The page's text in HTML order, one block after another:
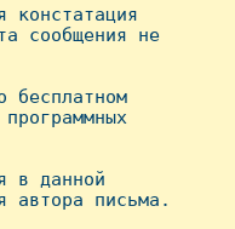
констатация
сообщения не
бесплатном
программных
в данной
автоpа письма.